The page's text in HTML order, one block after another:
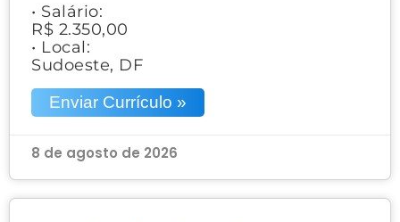
• Salário:
R$ 2.350,00
• Local:
Sudoeste, DF
Enviar Currículo »
8 de agosto de 2026